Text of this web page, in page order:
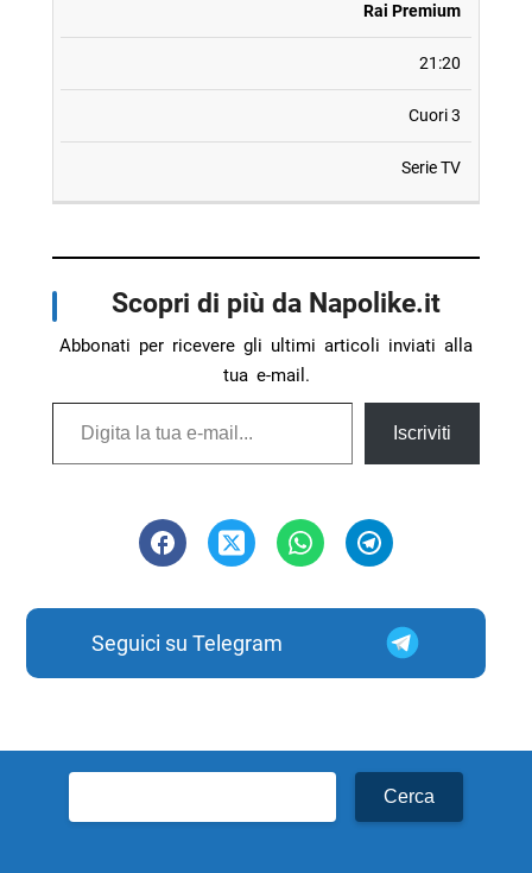
Rai Premium
21:20
Cuori 3
Serie TV
Scopri di più da Napolike.it
Abbonati per ricevere gli ultimi articoli inviati alla
tua e-mail.
Digita la tua e-mail...
Iscriviti
Seguici su Telegram
per: